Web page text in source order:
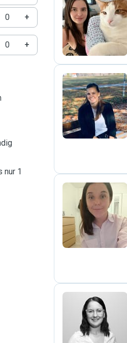
+
+
nur 1
M
S
S
K